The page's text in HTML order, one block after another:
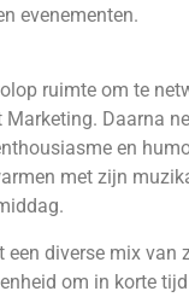
evenementen.
ruimte om te
Daarna
en
met zijn
diverse mix
om in korte